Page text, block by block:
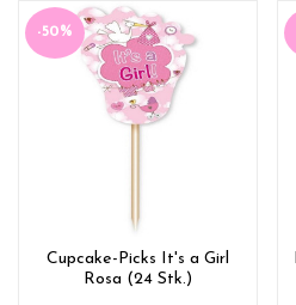
-50%
Cupcake-Picks It's a Girl
Rosa (24 Stk.)